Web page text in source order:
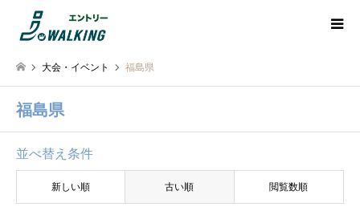
大会・イベント 福島県
福島県
並べ替え条件
新しい順 古い順 閲覧数順